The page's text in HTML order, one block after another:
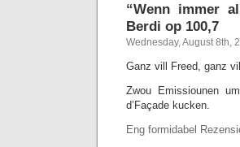
“Wenn immer
Berdi op 100,7
Wednesday, August 8th,
Ganz vill Freed, ganz
Zwou Emissiounen
d’Façade kucken.
Eng formidabel